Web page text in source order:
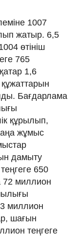
1007
жатыр. 6,5
өтініш
765
1,6
құжаттарын
Бағдарлама
құрылып,
жұмыс
дамыту
650
72 миллион
миллион
шағын
теңгеге